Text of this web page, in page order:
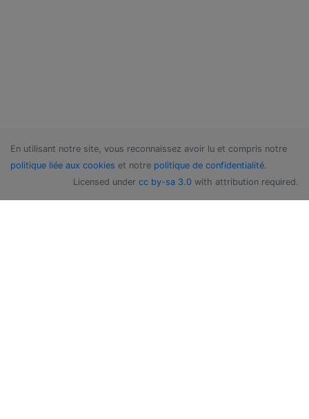
En utilisant notre site, vous reconnaissez avoir lu et compris notre
politique liée aux cookies et notre politique de confidentialité.
Licensed under cc by-sa 3.0 with attribution required.